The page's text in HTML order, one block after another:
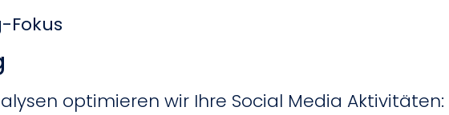
Fokus
optimieren wir Ihre Social Media Aktivitäten: